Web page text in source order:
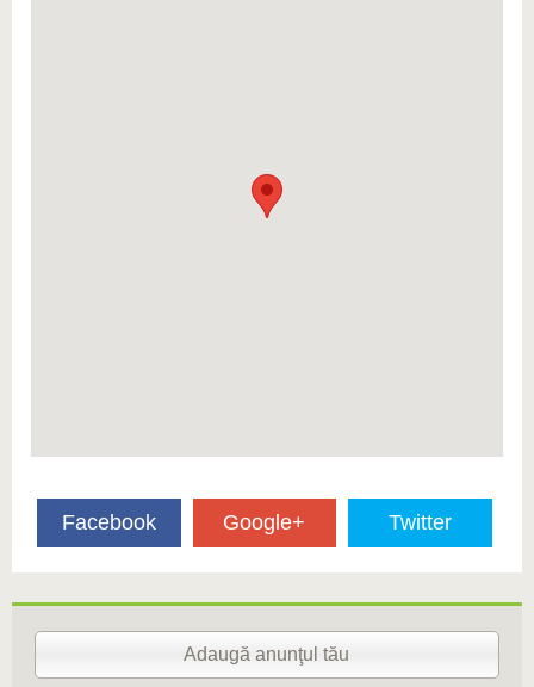
Facebook Google+ Twitter
Adaugă anunţul tău